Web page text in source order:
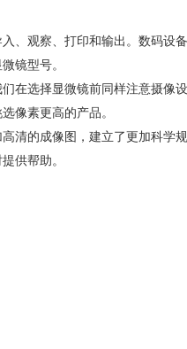
、观察、打印和输出。数码
镜型号。
在选择显微镜前同样注意摄
选像素更高的产品。
清的成像图，建立了更加科
供帮助。